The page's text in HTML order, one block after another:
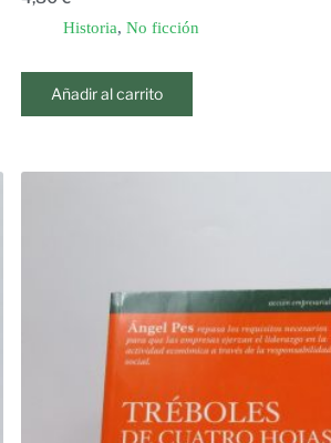
Historia, No ficción
Añadir al carrito